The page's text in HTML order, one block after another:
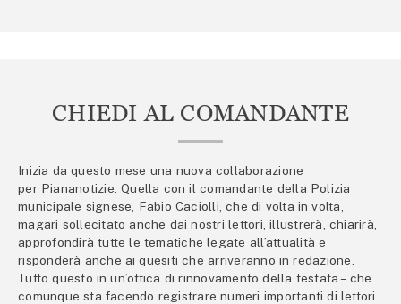
CHIEDI AL COMANDANTE
Inizia da questo mese una nuova collaborazione
per Piananotizie. Quella con il comandante della Polizia
municipale signese, Fabio Caciolli, che di volta in volta,
magari sollecitato anche dai nostri lettori, illustrerà, chiarirà,
approfondirà tutte le tematiche legate all’attualità e
risponderà anche ai quesiti che arriveranno in redazione.
Tutto questo in un’ottica di rinnovamento della testata – che
comunque sta facendo registrare numeri importanti di lettori